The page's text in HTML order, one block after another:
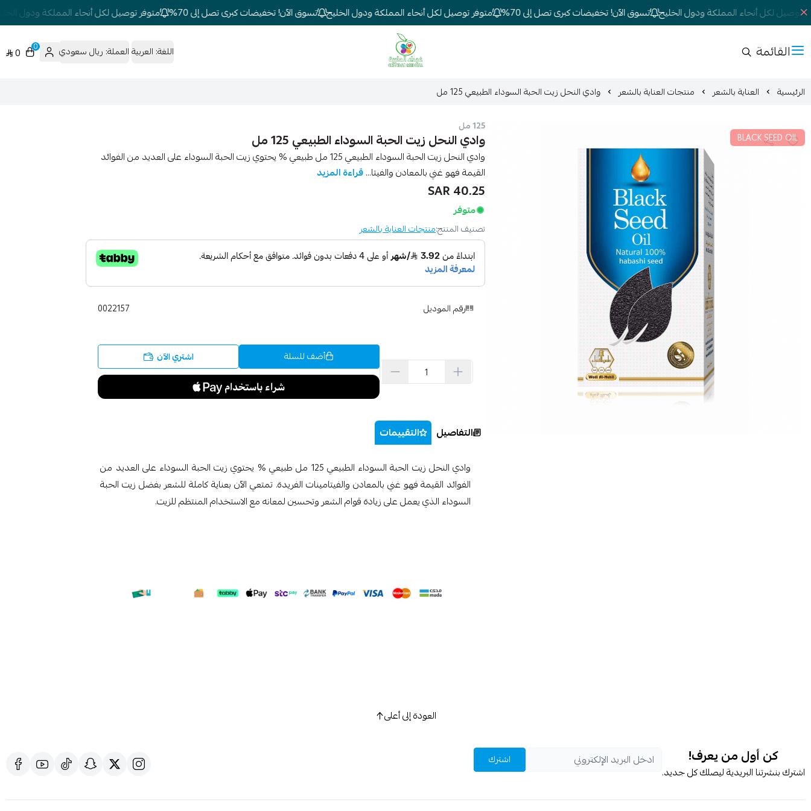
لكل أنحاء المملكة ودول الخليج تسوق الآن! تخفيضات كبرى تصل إلى 70% متوفر توصيل لكل أنحاء المملكة ودول الخليج تسوق الآن! تخفيضات كبرى تصل إلى 70% متوفر توصيل لكل أنحاء المملكة ودول الخليج
القائمة شركة غيداء المتطورة الطبية اللغة: العربيةالعملة: ريال سعودي 0
0
الرئيسية العناية بالشعر منتجات العناية بالشعر وادي النحل زيت الحبة السوداء الطبيعي 125 مل
BLACK SEED OIL
125 مل
وادي النحل زيت الحبة السوداء الطبيعي 125 مل
وادي النحل زيت الحبة السوداء الطبيعي 125 مل طبيعي % يحتوي زيت الحبة السوداء على العديد من الفوائد
القيمة فهو غني بالمعادن والفيتا...قراءة المزيد
40.25 SAR
متوفر
تصنيف المنتج:منتجات العناية بالشعر
رقم الموديل 0022157
أضف للسلة اشتري الآن
التفاصيل التقييمات
وادي النحل زيت الحبة السوداء الطبيعي 125 مل طبيعي % يحتوي زيت الحبة السوداء على العديد من
الفوائد القيمة فهو غني بالمعادن والفيتامينات الفريدة. تمتعي الآن بعناية كاملة للشعر بفضل زيت الحبة
السوداء الذي يعمل على زيادة قوام الشعر وتحسين لمعانه مع الاستخدام المنتظم للزيت.
العودة إلى أعلى
كن أول من يعرف!
اشترك بنشرتنا البريدية ليصلك كل جديد.
اشترك